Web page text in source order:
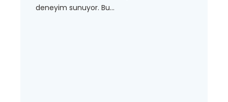
deneyim sunuyor. Bu...